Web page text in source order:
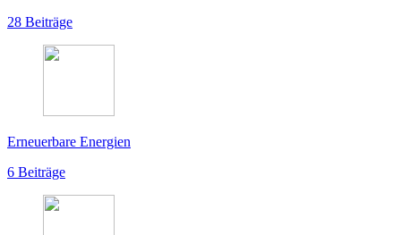
28 Beiträge
Erneuerbare Energien
6 Beiträge